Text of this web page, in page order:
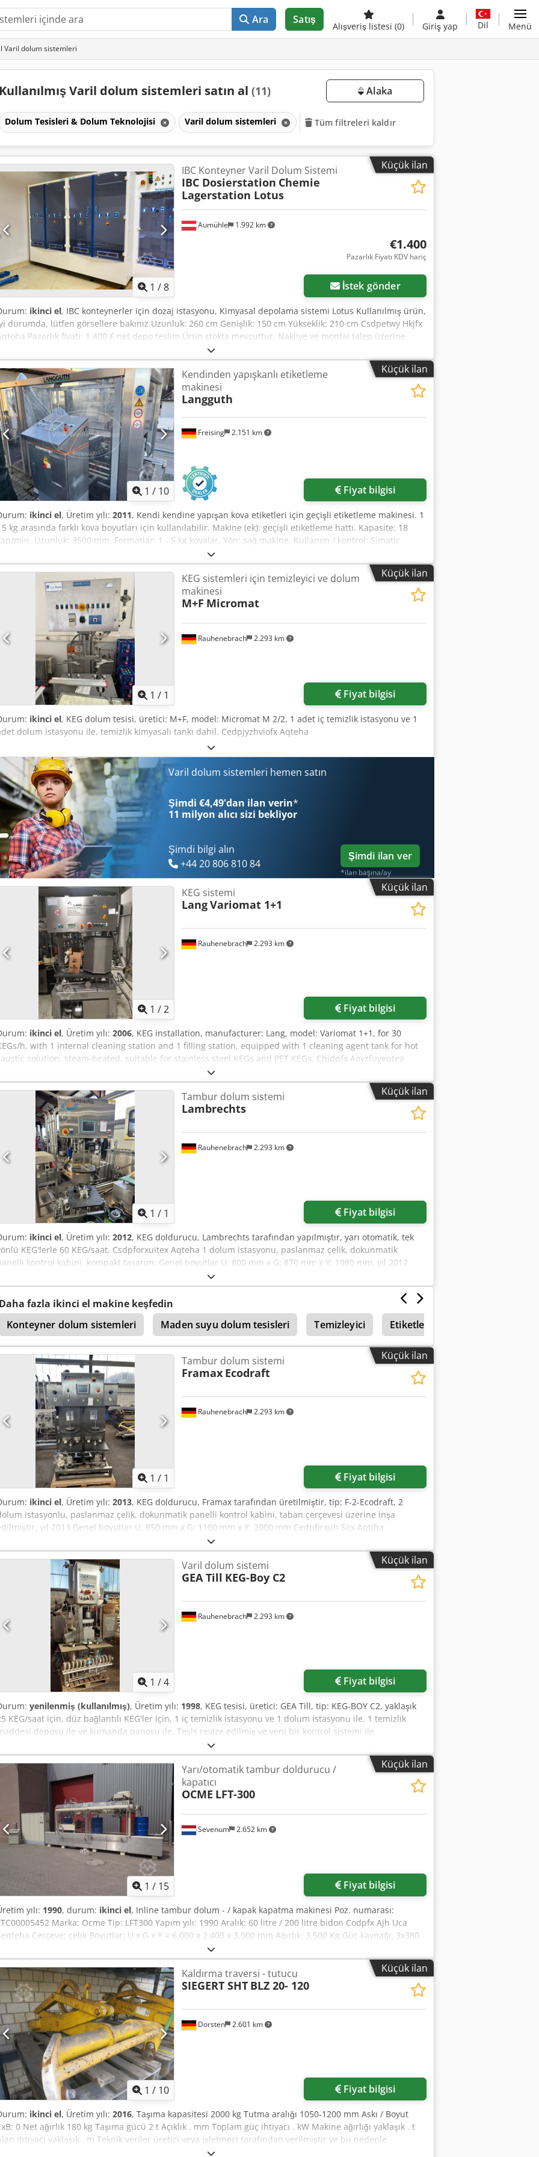
Ara Satış
Alışveriş listesi (0) Giriş yap Dil Menü
Varil dolum sistemleri
Kullanılmış Varil dolum sistemleri satın al (11) Alaka
Dolum Tesisleri & Dolum Teknolojisi Varil dolum sistemleri Tüm filtreleri kaldır
Küçük ilan
1 /8
Aumühle 1.992 km
IBC Konteyner Varil Dolum Sistemi
IBC Dosierstation Chemie
Lagerstation Lotus
€1.400
Pazarlık Fiyatı KDV hariç
İstek gönder
ikinci el, IBC konteynerler için dozaj istasyonu, Kimyasal depolama sistemi Lotus Kullanılmış ürün,
durumda, lütfen görsellere bakınız Uzunluk: 260 cm Genişlik: 150 cm Yükseklik: 210 cm Csdpetwy Hkjfx
Pazarlık fiyatı: 1.400 € net depo teslim Ürün stokta mevcuttur. Nakliye ve montaj talep üzerine
mümkündür. Randevu ile her zaman inceleme mümkündür. Ek bilgi talep üzerine sağlanabilir. Sürekli
birçok üreticiden 5000 metre palet rafı stoklarımızda bulunmaktadır. (Teknik bilgiler, açıklamalar ve
değişiklik ve hata ile ara satış hakkımız saklıdır! Genel satış şartlarımız geçerlidir, tüm fiyatlar
hariç ve depo teslimidir.)
Küçük ilan
1 / 10
Freising 2.151 km
Kendinden yapışkanlı etiketleme
makinesi
Langguth
Fiyat bilgisi
ikinci el, Üretim yılı: 2011, Kendi kendine yapışan kova etiketleri için geçişli etiketleme makinesi. 1
kg arasında farklı kova boyutları için kullanılabilir. Makine (ek): geçişli etiketleme hattı. Kapasite: 18
min. Uzunluk: 3500 mm. Formatlar: 1 - 5 kg kovalar. Yön: sağ makine. Kullanım / kontrol: Simatic
paneli. Konum: bağımsız durabilen. Temel yapı: muhafazalı geçişli makine. Donanım: tam koruma kaputu,
konveyör bandı, üst bant, merkezi ayar, tekli durdurucu, vakum istasyonlu yapışkan etiketleyici,
pano kabini, ikinci uygulama istasyonu, üç makaralı hizalayıcı. Chjdpfxow Tlnfe Aqtsa
Küçük ilan
1 / 1
Rauhenebrach 2.293 km
KEG sistemleri için temizleyici ve dolum
makinesi
M+F Micromat
Fiyat bilgisi
ikinci el, KEG dolum tesisi, üretici: M+F, model: Micromat M 2/2, 1 adet iç temizlik istasyonu ve 1
dolum istasyonu ile, temizlik kimyasalı tankı dahil. Cedpjyzhviofx Aqteha
Varil dolum sistemleri hemen satın
Şimdi €4,49'dan ilan verin*
11 milyon alıcı sizi bekliyor
Şimdi bilgi alın
+44 20 806 810 84
Şimdi ilan ver
*ilan başına/ay
Küçük ilan
1 /2
Rauhenebrach 2.293 km
KEG sistemi
LangVariomat 1+1
Fiyat bilgisi
ikinci el, Üretim yılı: 2006, KEG installation, manufacturer: Lang, model: Variomat 1+1, for 30
h, with 1 internal cleaning station and 1 filling station, equipped with 1 cleaning agent tank for hot
solution, steam-heated, suitable for stainless steel KEGs and PET KEGs. Chjdpfx Aoyzfuveqtea
Küçük ilan
1 / 1
Rauhenebrach 2.293 km
Tambur dolum sistemi
Lambrechts
Fiyat bilgisi
ikinci el, Üretim yılı: 2012, KEG doldurucu, Lambrechts tarafından yapılmıştır, yarı otomatik, tek
KEG'lerle 60 KEG/saat, Csdpforxuitex Aqteha 1 dolum istasyonu, paslanmaz çelik, dokunmatik
kontrol kabini, kompakt tasarım, Genel boyutlar U: 800 mm x G: 870 mm x Y: 1980 mm, yıl 2012
Daha fazla ikinci el makine keşfedin
Konteyner dolum sistemleri
Maden suyu dolum tesisleri Temizleyici Etiketleme
Küçük ilan
1 / 1
Rauhenebrach 2.293 km
Tambur dolum sistemi
Framax Ecodraft
Fiyat bilgisi
ikinci el, Üretim yılı: 2013, KEG doldurucu, Framax tarafından üretilmiştir, tip: F-2-Ecodraft, 2
istasyonlu, paslanmaz çelik, dokunmatik panelli kontrol kabini, taban çerçevesi üzerine inşa
yıl 2013 Genel boyutlar U: 850 mm x G: 1100 mm x Y: 2000 mm Cedpfjrxuh Sox Aqtjha
Küçük ilan
1 /4
Rauhenebrach 2.293 km
Varil dolum sistemi
GEA Till KEG-Boy C2
Fiyat bilgisi
yenilenmiş (kullanılmış), Üretim yılı: 1998, KEG tesisi, üretici: GEA Till, tip: KEG-BOY C2, yaklaşık
KEG/saat için, düz bağlantılı KEG'ler için, 1 iç temizlik istasyonu ve 1 dolum istasyonu ile, 1 temizlik
deposu ile ve kumanda panosu ile. Tesis revize edilmiş ve yeni bir kontrol sistemi ile
Küçük ilan
1 / 15
Sevenum 2.652 km
Yarı/otomatik tambur doldurucu /
kapatıcı
OCME LFT-300
Fiyat bilgisi
yılı: 1990, durum: ikinci el, Inline tambur dolum - / kapak kapatma makinesi Poz. numarası:
Marka: Ocme Tip: LFT300 Yapım yılı: 1990 Aralık: 60 litre / 200 litre bidon Codpfx Ajh Uca
Çerçeve: çelik Boyutlar: U x G x Y = 6.000 x 2.400 x 3.000 mm Ağırlık: 3.500 Kg Güç kaynağı: 3x380
Volt - 50 Hz - 1,5 kW Özellikler: manuel / otomatik program doldurma / kapatma / conta aplikatörü / vida
Küçük ilan
1 / 10
Dorsten 2.601 km
Kaldırma traversi - tutucu
SIEGERT SHT BLZ 20- 120
Fiyat bilgisi
ikinci el, Üretim yılı: 2016, Taşıma kapasitesi 2000 kg Tutma aralığı 1050-1200 mm Askı / Boyut
0 Net ağırlık 180 kg Taşıma gücü 2 t Açıklık . mm Toplam güç ihtiyacı . kW Makine ağırlığı yaklaşık . t
ihtiyacı yaklaşık . m Teknik veriler üretici veya işletmeci tarafından verilmiştir ve bu nedenle
yanımızda bağlayıcı değildir. Ara satış hakkımız saklıdır; yalnızca satış ve ticari koşullarımız geçerlidir.